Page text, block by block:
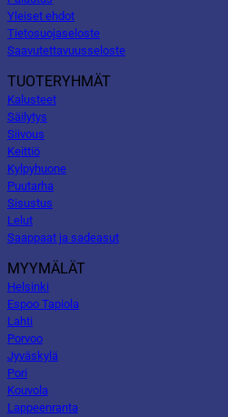
Yleiset ehdot
Tietosuojaseloste
Saavutettavuusseloste
TUOTERYHMÄT
Kalusteet
Säilytys
Siivous
Keittiö
Kylpyhuone
Puutarha
Sisustus
Lelut
Saappaat ja sadeasut
MYYMÄLÄT
Helsinki
Espoo Tapiola
Lahti
Porvoo
Jyväskylä
Pori
Kouvola
Lappeenranta